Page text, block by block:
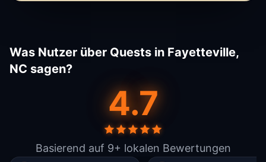
Was Nutzer über Quests in Fayetteville,
NC sagen?
4.7
Basierend auf 9+ lokalen Bewertungen